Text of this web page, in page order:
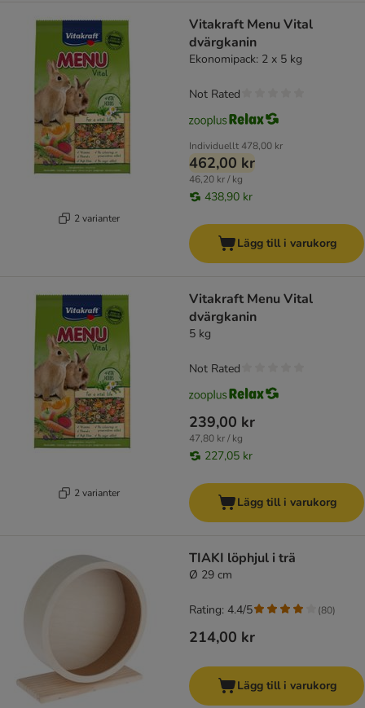
2 varianter
Vitakraft Menu Vital
dvärgkanin
Ekonomipack: 2 x 5 kg
Individuellt478,00 kr
462,00 kr
46,20 kr / kg
438,90 kr
Not Rated
Lägg till i varukorg
2 varianter
Vitakraft Menu Vital
dvärgkanin
5 kg
239,00 kr
47,80 kr / kg
227,05 kr
Not Rated
Lägg till i varukorg
TIAKI löphjul i trä
Ø 29 cm
214,00 kr
Rating: 4.4/5 (80)
Lägg till i varukorg